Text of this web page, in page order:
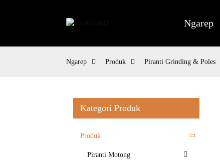
Ngarep
Ngarep Produk Piranti Grinding & Poles
Kategori Produk
Produk
Piranti Motong